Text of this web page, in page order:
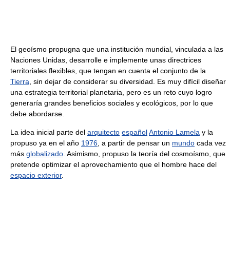
El geoísmo propugna que una institución mundial, vinculada a las
Naciones Unidas, desarrolle e implemente unas directrices
territoriales flexibles, que tengan en cuenta el conjunto de la
Tierra , sin dejar de considerar su diversidad. Es muy difícil diseñar
una estrategia territorial planetaria, pero es un reto cuyo logro
generaría grandes beneficios sociales y ecológicos, por lo que
debe abordarse.
La idea inicial parte del arquitecto españolAntonio Lamela y la
propuso ya en el año 1976 , a partir de pensar un mundo cada vez
más globalizado . Asimismo, propuso la teoría del cosmoísmo, que
pretende optimizar el aprovechamiento que el hombre hace del
espacio exterior.